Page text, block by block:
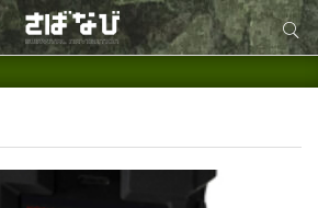
サイト内検索
サイト内検索